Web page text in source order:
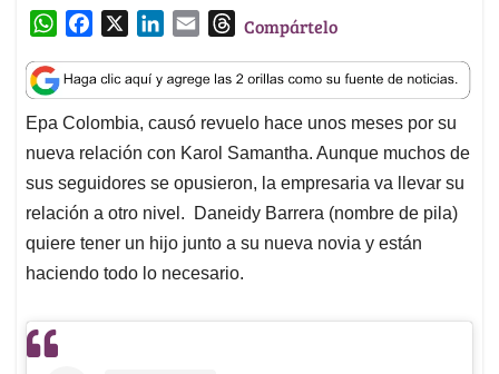
W
a
t
s
A
p
p
c
e
b
o
o
k
n
k
e
d
I
n
a
i
l
T
r
e
a
d
s
Compártelo
Epa Colombia, causó revuelo hace unos meses por su
nueva relación con Karol Samantha. Aunque muchos de
sus seguidores se opusieron, la empresaria va llevar su
relación a otro nivel. Daneidy Barrera (nombre de pila)
quiere tener un hijo junto a su nueva novia y están
haciendo todo lo necesario.